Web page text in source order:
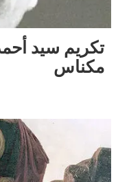
تكريم سيد
مكناس